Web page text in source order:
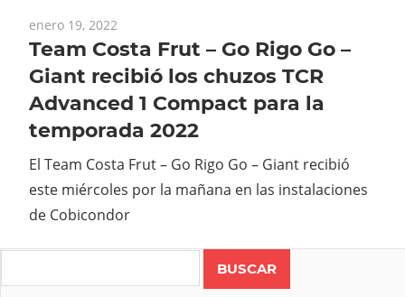
enero 19, 2022
Team Costa Frut – Go Rigo Go –
Giant recibió los chuzos TCR
Advanced 1 Compact para la
temporada 2022
El Team Costa Frut – Go Rigo Go – Giant recibió
este miércoles por la mañana en las instalaciones
de Cobicondor